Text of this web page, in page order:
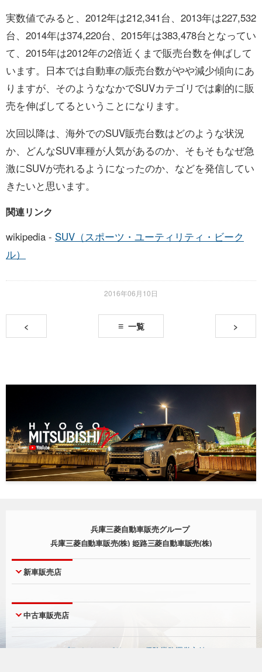
実数値でみると、2012年は212,341台、2013年は227,532
台、2014年は374,220台、2015年は383,478台となってい
て、2015年は2012年の2倍近くまで販売台数を伸ばして
います。日本では自動車の販売台数がやや減少傾向にあ
りますが、そのようななかでSUVカテゴリでは劇的に販
売を伸ばしてるということになります。
次回以降は、海外でのSUV販売台数はどのような状況
か、どんなSUV車種が人気があるのか、そもそもなぜ急
激にSUVが売れるようになったのか、などを発信してい
きたいと思います。
関連リンク
wikipedia - SUV（スポーツ・ユーティリティ・ビーク
ル）
2016年06月10日
< 一覧 >
兵庫三菱自動車販売グループ
兵庫三菱自動車販売(株) 姫路三菱自動車販売(株)
新車販売店
神戸本店
西宮店
神戸北町店
西脇店
明石店
中古車販売店
UCAR神戸本店
プライバシーポリシー 保険業務運営方針